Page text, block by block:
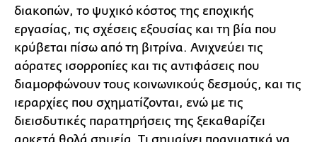
διακοπών, το ψυχικό κόστος της εποχικής
εργασίας, τις σχέσεις εξουσίας και τη βία που
κρύβεται πίσω από τη βιτρίνα. Ανιχνεύει τις
αόρατες ισορροπίες και τις αντιφάσεις που
διαμορφώνουν τους κοινωνικούς δεσμούς, και τις
ιεραρχίες που σχηματίζονται, ενώ με τις
διεισδυτικές παρατηρήσεις της ξεκαθαρίζει